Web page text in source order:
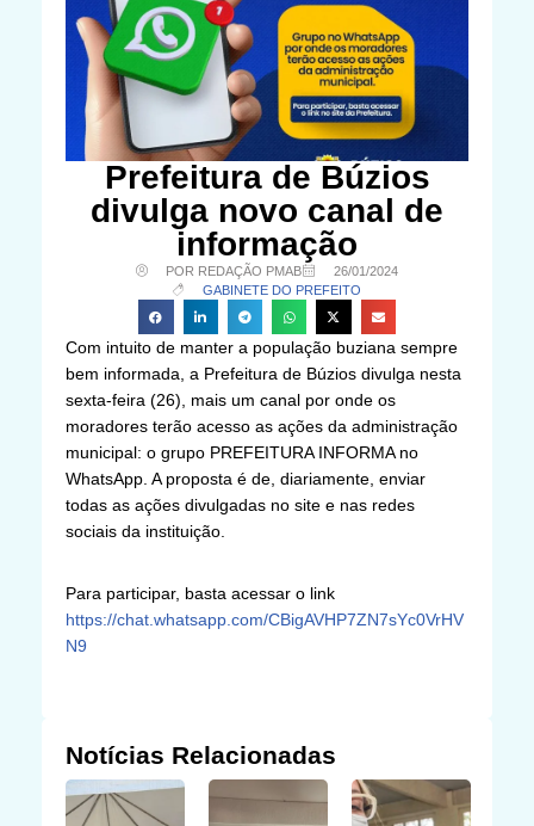
Prefeitura de Búzios
divulga novo canal de
informação
POR REDAÇÃO PMAB
26/01/2024
GABINETE DO PREFEITO
Com intuito de manter a população buziana sempre
bem informada, a Prefeitura de Búzios divulga nesta
sexta-feira (26), mais um canal por onde os
moradores terão acesso as ações da administração
municipal: o grupo PREFEITURA INFORMA no
WhatsApp. A proposta é de, diariamente, enviar
todas as ações divulgadas no site e nas redes
sociais da instituição.
Para participar, basta acessar o link
https://chat.whatsapp.com/CBigAVHP7ZN7sYc0VrHV
N9
Notícias Relacionadas